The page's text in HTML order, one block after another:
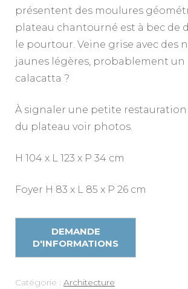
présentent des moulures
plateau chantourné est à bec de
le pourtour. Veine grise avec des
jaunes légères, probablement un
calacatta ?
À signaler une petite
du plateau voir photos.
H 104 x L 123 x P 34 cm
Foyer H 83 x L 85 x P 26 cm
Catégorie : Architecture